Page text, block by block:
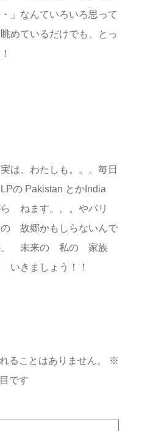
」なんていろいろ思って
めているだけでも、とっ
は、わたしも。。。毎日
の Pakistan とかIndia
ねます。。。やパリ
故郷かもしらないんで
、 未来の 私の 家族
きましょう！！
ることはありません。
※
です